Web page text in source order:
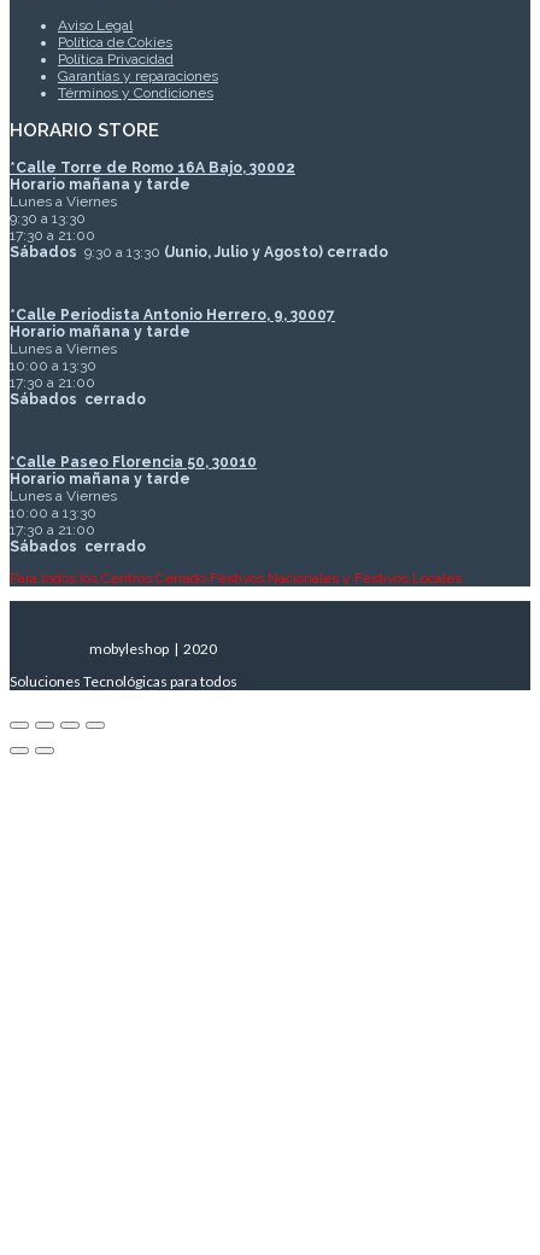
Aviso Legal
Política de Cokies
Política Privacidad
Garantías y reparaciones
Términos y Condiciones
HORARIO STORE
*Calle Torre de Romo 16A Bajo, 30002
Horario mañana y tarde
Lunes a Viernes
9:30 a 13:30
17:30 a 21:00
Sábados 9:30 a 13:30 (Junio, Julio y Agosto) cerrado
*Calle Periodista Antonio Herrero, 9, 30007
Horario mañana y tarde
Lunes a Viernes
10:00 a 13:30
17:30 a 21:00
Sábados cerrado
*Calle Paseo Florencia 50, 30010
Horario mañana y tarde
Lunes a Viernes
10:00 a 13:30
17:30 a 21:00
Sábados cerrado
Para todos los Centros Cerrado Festivos Nacionales y Festivos Locales
mobyleshop | 2020
Soluciones Tecnológicas para todos